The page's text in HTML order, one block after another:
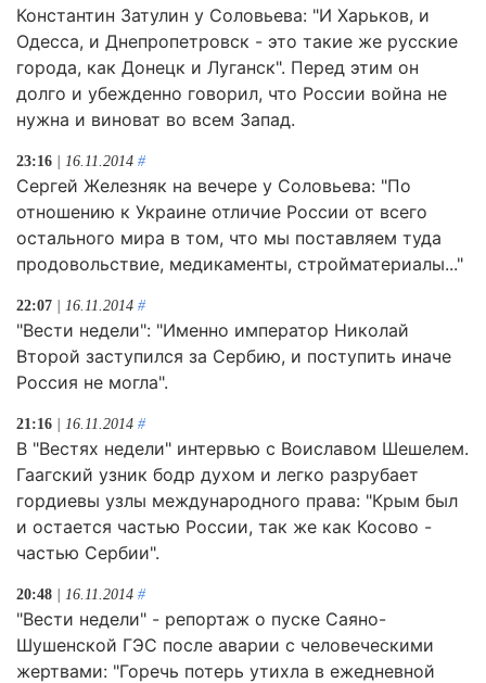
Константин Затулин у Соловьева: "И Харьков, и
Одесса, и Днепропетровск - это такие же русские
города, как Донецк и Луганск". Перед этим он
долго и убежденно говорил, что России война не
нужна и виноват во всем Запад.
23:16 | 16.11.2014 #
Сергей Железняк на вечере у Соловьева: "По
отношению к Украине отличие России от всего
остального мира в том, что мы поставляем туда
продовольствие, медикаменты, стройматериалы..."
22:07 | 16.11.2014 #
"Вести недели": "Именно император Николай
Второй заступился за Сербию, и поступить иначе
Россия не могла".
21:16 | 16.11.2014 #
В "Вестях недели" интервью с Воиславом Шешелем.
Гаагский узник бодр духом и легко разрубает
гордиевы узлы международного права: "Крым был
и остается частью России, так же как Косово -
частью Сербии".
20:48 | 16.11.2014 #
"Вести недели" - репортаж о пуске Саяно-
Шушенской ГЭС после аварии с человеческими
жертвами: "Горечь потерь утихла в ежедневной